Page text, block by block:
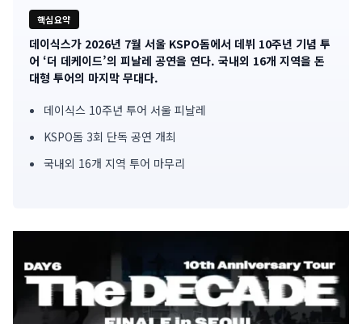
핵심요약
기
사
핵
심
데이식스가 2026년 7월 서울 KSPO돔에서 데뷔 10주년 기념 투
어 ‘더 데케이드’의 피날레 공연을 연다. 국내외 16개 지역을 돈
대형 투어의 마지막 무대다.
데이식스 10주년 투어 서울 피날레
KSPO돔 3회 단독 공연 개최
국내외 16개 지역 투어 마무리